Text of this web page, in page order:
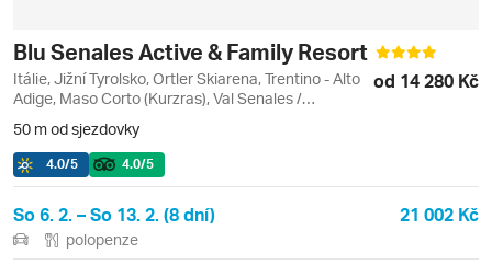
Blu Senales Active & Family Resort
Itálie, Jižní Tyrolsko, Ortler Skiarena, Trentino - Alto
Adige, Maso Corto (Kurzras), Val Senales /
od 14 280 Kč
50 m od sjezdovky
4.0/5 4.0/5
So 6. 2. – So 13. 2. (8 dní) 21 002 Kč
polopenze